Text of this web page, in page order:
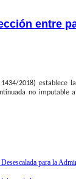
entre
2018) establece
no imputable
para la